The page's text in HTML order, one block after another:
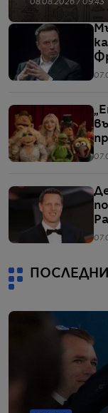
08.08.2026 / 09:43
ПОСЛЕДНИ